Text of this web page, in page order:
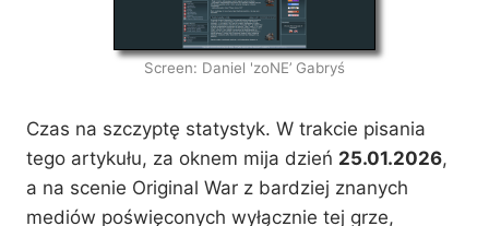
Screen: Daniel 'zoNE’ Gabryś
Czas na szczyptę statystyk. W trakcie pisania
tego artykułu, za oknem mija dzień 25.01.2026,
a na scenie Original War z bardziej znanych
mediów poświęconych wyłącznie tej grze,